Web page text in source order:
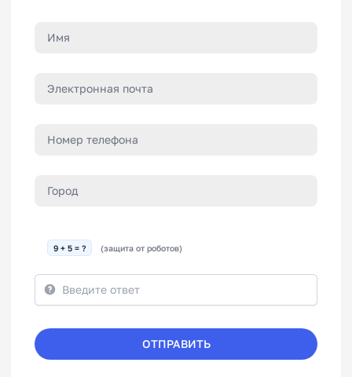
9 + 5 = ? (защита от роботов)
ОТПРАВИТЬ